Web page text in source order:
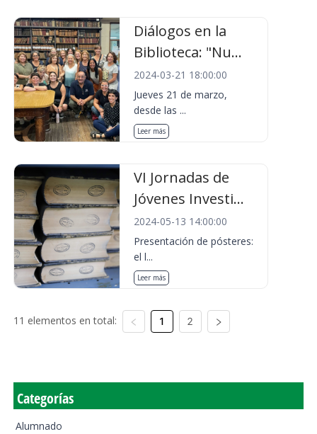
Diálogos en la
Biblioteca: "Nu...
2024-03-21 18:00:00
Jueves 21 de marzo,
desde las ...
Leer más
VI Jornadas de
Jóvenes Investi...
2024-05-13 14:00:00
Presentación de pósteres:
el l...
Leer más
11 elementos en total: 1 2
Categorías
Alumnado